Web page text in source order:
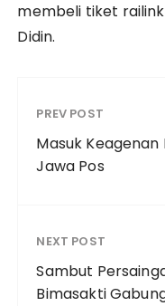
membeli tiket
Didin.
PREV POST
Masuk
Jawa Pos
NEXT POST
Sambut
Bimasakti